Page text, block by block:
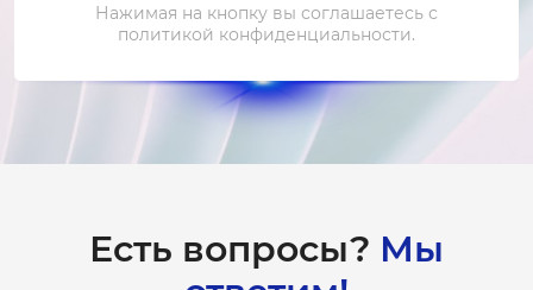
Нажимая на кнопку вы соглашаетесь с
политикой конфиденциальности.
Есть вопросы? Мы